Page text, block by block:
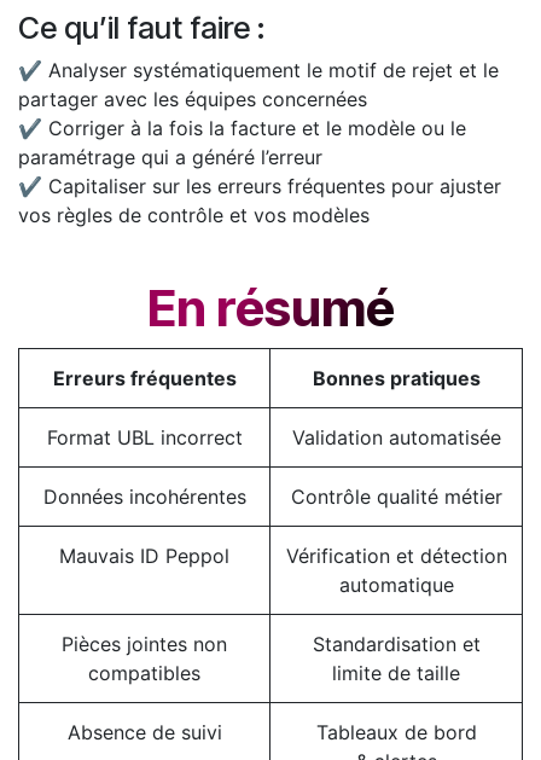
Ce qu’il faut faire :
✔ Analyser systématiquement le motif de rejet et le
partager avec les équipes concernées
✔ Corriger à la fois la facture et le modèle ou le
paramétrage qui a généré l’erreur
✔ Capitaliser sur les erreurs fréquentes pour ajuster
vos règles de contrôle et vos modèles
En résumé
Erreurs fréquentes Bonnes pratiques
Format UBL incorrect Validation automatisée
Données incohérentes Contrôle qualité métier
Mauvais ID Peppol
Vérification et détection
automatique
Pièces jointes non
compatibles
Standardisation et
limite de taille
Absence de suivi
Tableaux de bord